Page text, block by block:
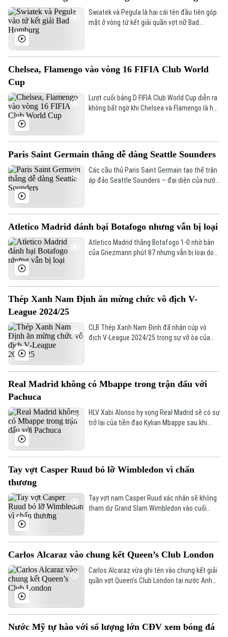
Theo dõi Hà Nội On
Swiatek và Pegula là hai cái tên đầu tiên góp
mặt ở vòng tứ kết giải quần vợt nữ Bad
Chelsea, Flamengo vào vòng 16 FIFIA Club World
Cup
Lượt cuối bảng D FIFIA Club World Cup diễn ra
không bất ngờ khi Chelsea và Flamengo là hai
Paris Saint Germain thắng dễ dàng Seattle Sounders
Các cầu thủ Paris Saint Germain tạo thế trận
áp đảo Seattle Sounders – đại diện của nước
Atletico Madrid đánh bại Botafogo nhưng vẫn bị loại
Atletico Madrid thắng Botafogo 1-0 nhờ bàn
của Griezmann phút 87 nhưng vẫn bị loại do
Thép Xanh Nam Định ăn mừng chức vô địch V-
League 2024/25
CLB Thép Xanh Nam Định đã nhận cúp vô
địch V-League 2024/25 trong sự vỡ òa của
Real Madrid không có Mbappe trong trận đấu với
Pachuca
HLV Xabi Alonso hy vọng Real Madrid sẽ có sự
trở lại của tiền đạo Kylian Mbappe sau khi
Tay vợt Casper Ruud bỏ lỡ Wimbledon vì chấn
thương
Tay vợt nam Casper Ruud xác nhận sẽ không
tham dự Grand Slam Wimbledon vào cuối
Carlos Alcaraz vào chung kết Queen’s Club London
Carlos Alcaraz vừa ghi tên vào chung kết giải
quần vợt Queen’s Club London tại nước Anh
Nước Mỹ tự hào với số lượng lớn CĐV xem bóng đá